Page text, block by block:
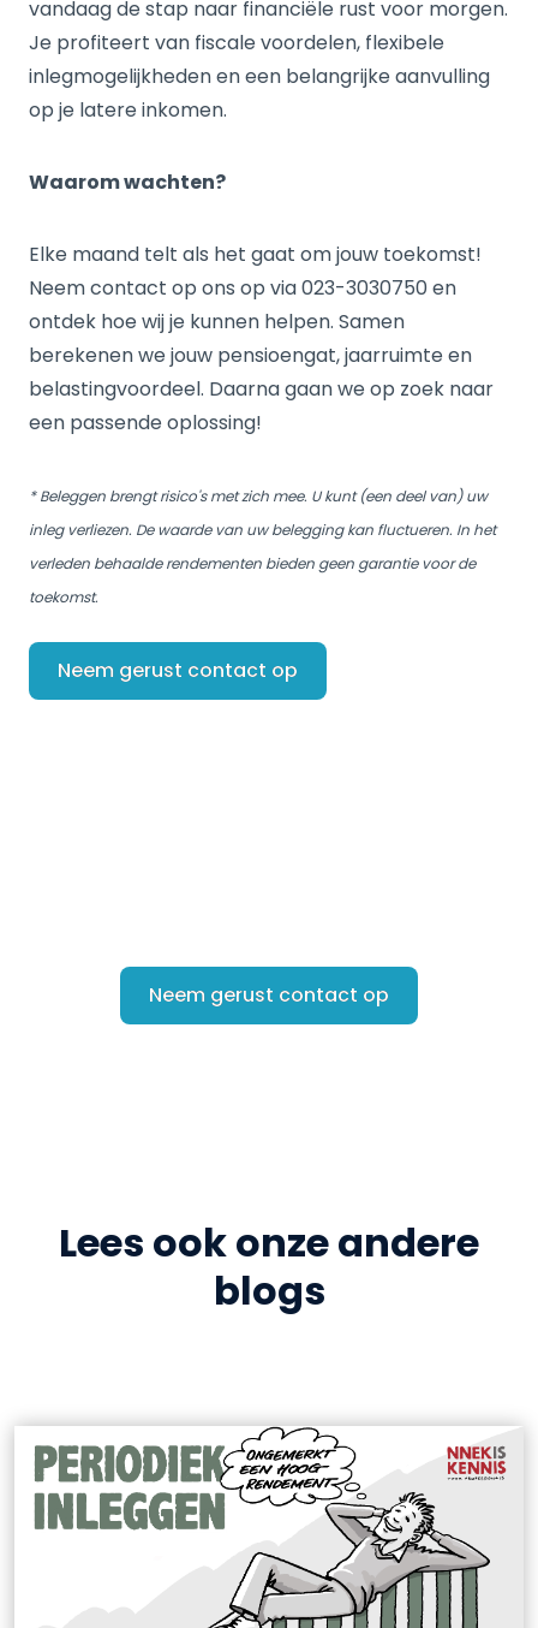
vandaag de stap naar financiële rust voor morgen.
Je profiteert van fiscale voordelen, flexibele
inlegmogelijkheden en een belangrijke aanvulling
op je latere inkomen.
Waarom wachten?
Elke maand telt als het gaat om jouw toekomst!
Neem contact op ons op via 023-3030750 en
ontdek hoe wij je kunnen helpen. Samen
berekenen we jouw pensioengat, jaarruimte en
belastingvoordeel. Daarna gaan we op zoek naar
een passende oplossing!
* Beleggen brengt risico's met zich mee. U kunt (een deel van) uw
inleg verliezen. De waarde van uw belegging kan fluctueren. In het
verleden behaalde rendementen bieden geen garantie voor de
toekomst.
Neem gerust contact op
Neem gerust contact op
Lees ook onze andere
blogs